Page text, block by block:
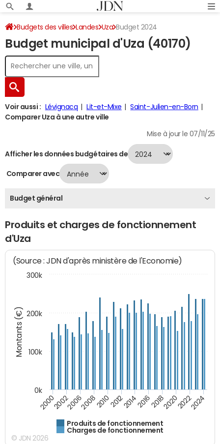
Budgets des villes Landes Uza Budget 2024
Budget municipal d'Uza (40170)
Voir aussi : Lévignacq Lit-et-Mixe
Saint-Julien-en-Born
Comparer Uza à une autre ville
Mise à jour le 07/11/25
Afficher les données budgétaires de
Comparer avec
Budget général
Produits et charges de fonctionnement
d'Uza
Montants (€)
(Source : JDN d'après ministère de l'Economie)
Produits de fonctionnement
Charges de fonctionnement
200020022006200820102012201420162018202020222024
0k
100k
200k
300k
© JDN 2026